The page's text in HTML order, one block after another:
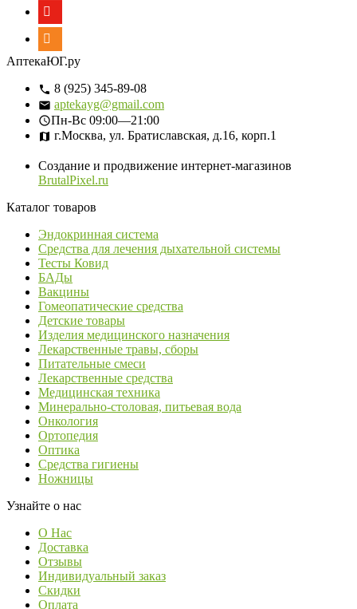
АптекаЮГ.ру
8 (925) 345-89-08
aptekayg@gmail.com
Пн-Вс 09:00—21:00
г.Москва, ул. Братиславская, д.16, корп.1
Создание и продвижение интернет-магазинов
BrutalPixel.ru
Каталог товаров
Эндокринная система
Средства для лечения дыхательной системы
Тесты Ковид
БАДы
Вакцины
Гомеопатические средства
Детские товары
Изделия медицинского назначения
Лекарственные травы, сборы
Питательные смеси
Лекарственные средства
Медицинская техника
Минерально-столовая, питьевая вода
Онкология
Ортопедия
Оптика
Средства гигиены
Ножницы
Узнайте о нас
О Нас
Доставка
Отзывы
Индивидуальный заказ
Скидки
Оплата